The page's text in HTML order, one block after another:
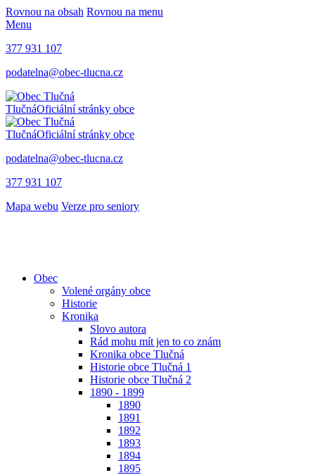
Rovnou na obsah Rovnou na menu
Menu
377 931 107
podatelna@obec-tlucna.cz
TlučnáOficiální stránky obce
TlučnáOficiální stránky obce
podatelna@obec-tlucna.cz
377 931 107
Mapa webu Verze pro seniory
Obec
Volené orgány obce
Historie
Kronika
Slovo autora
Rád mohu mít jen to co znám
Kronika obce Tlučná
Historie obce Tlučná 1
Historie obce Tlučná 2
1890 - 1899
1890
1891
1892
1893
1894
1895